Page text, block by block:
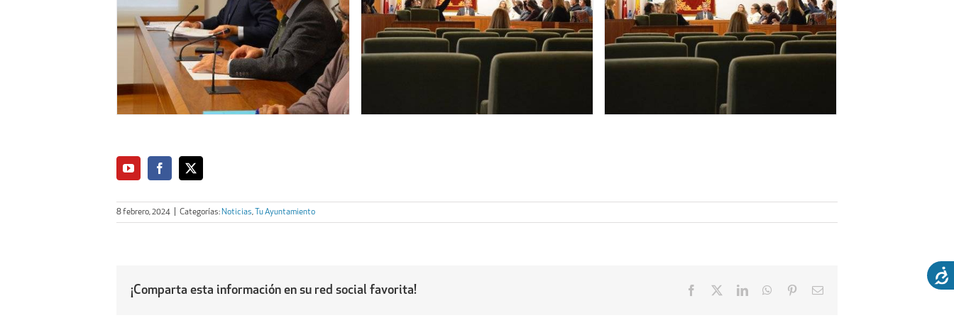
8 febrero, 2024 Categorías: Noticias, Tu Ayuntamiento
¡Comparta esta información en su red social favorita! Facebook LinkedInWhatsApp
PinterestEmail